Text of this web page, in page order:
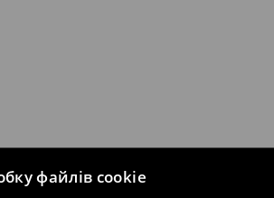
файлів cookie